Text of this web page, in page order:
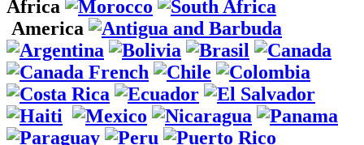
Africa
America